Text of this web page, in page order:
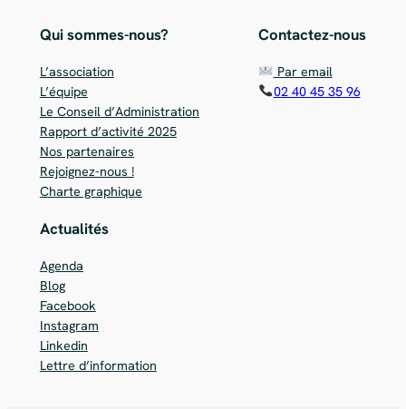
Qui sommes-nous?
L’association
L’équipe
Le Conseil d’Administration
Rapport d’activité 2025
Nos partenaires
Rejoignez-nous !
Charte graphique
Contactez-nous
Par email
02 40 45 35 96
Actualités
Agenda
Blog
Facebook
Instagram
Linkedin
Lettre d’information